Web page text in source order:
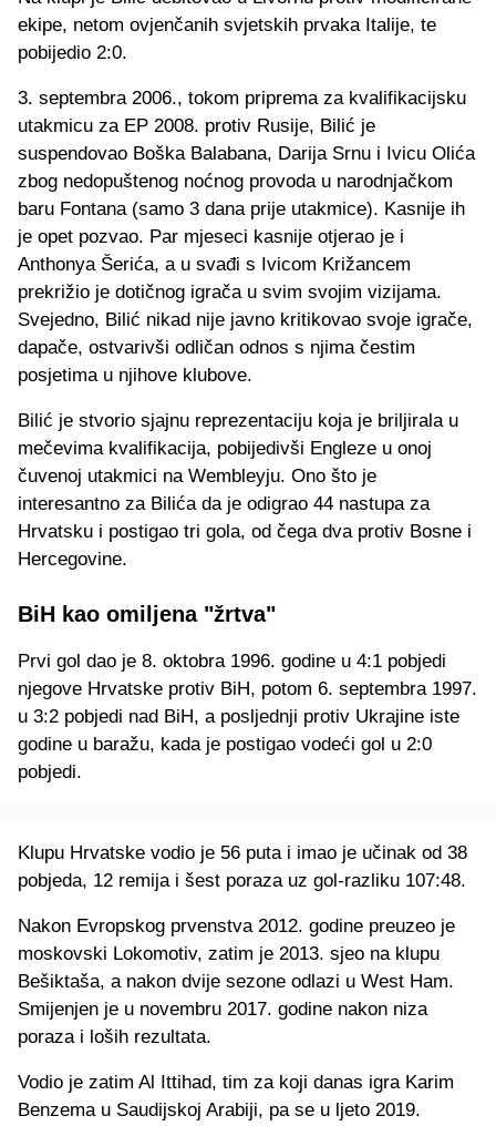
ekipe, netom ovjenčanih svjetskih prvaka Italije, te
pobijedio 2:0.
3. septembra 2006., tokom priprema za kvalifikacijsku
utakmicu za EP 2008. protiv Rusije, Bilić je
suspendovao Boška Balabana, Darija Srnu i Ivicu Olića
zbog nedopuštenog noćnog provoda u narodnjačkom
baru Fontana (samo 3 dana prije utakmice). Kasnije ih
je opet pozvao. Par mjeseci kasnije otjerao je i
Anthonya Šerića, a u svađi s Ivicom Križancem
prekrižio je dotičnog igrača u svim svojim vizijama.
Svejedno, Bilić nikad nije javno kritikovao svoje igrače,
dapače, ostvarivši odličan odnos s njima čestim
posjetima u njihove klubove.
Bilić je stvorio sjajnu reprezentaciju koja je briljirala u
mečevima kvalifikacija, pobijedivši Engleze u onoj
čuvenoj utakmici na Wembleyju. Ono što je
interesantno za Bilića da je odigrao 44 nastupa za
Hrvatsku i postigao tri gola, od čega dva protiv Bosne i
Hercegovine.
BiH kao omiljena "žrtva"
Prvi gol dao je 8. oktobra 1996. godine u 4:1 pobjedi
njegove Hrvatske protiv BiH, potom 6. septembra 1997.
u 3:2 pobjedi nad BiH, a posljednji protiv Ukrajine iste
godine u baražu, kada je postigao vodeći gol u 2:0
pobjedi.
Klupu Hrvatske vodio je 56 puta i imao je učinak od 38
pobjeda, 12 remija i šest poraza uz gol-razliku 107:48.
Nakon Evropskog prvenstva 2012. godine preuzeo je
moskovski Lokomotiv, zatim je 2013. sjeo na klupu
Bešiktaša, a nakon dvije sezone odlazi u West Ham.
Smijenjen je u novembru 2017. godine nakon niza
poraza i loših rezultata.
Vodio je zatim Al Ittihad, tim za koji danas igra Karim
Benzema u Saudijskoj Arabiji, pa se u ljeto 2019.